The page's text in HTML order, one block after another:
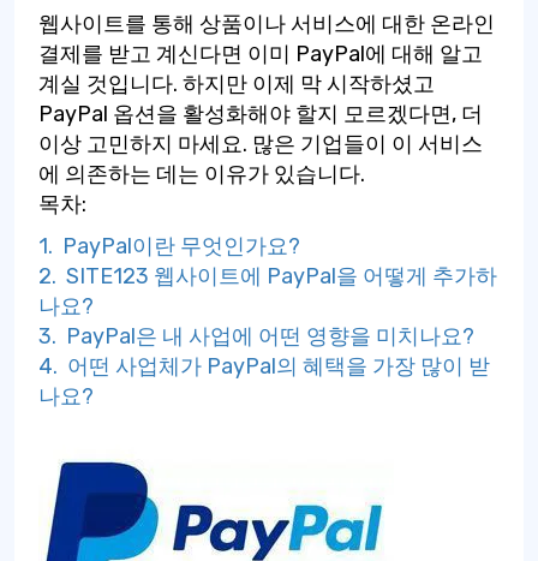
웹사이트를 통해 상품이나 서비스에 대한 온라인
결제를 받고 계신다면 이미 PayPal에 대해 알고
계실 것입니다. 하지만 이제 막 시작하셨고
PayPal 옵션을 활성화해야 할지 모르겠다면, 더
이상 고민하지 마세요. 많은 기업들이 이 서비스
에 의존하는 데는 이유가 있습니다.
목차:
1. PayPal이란 무엇인가요?
2. SITE123 웹사이트에 PayPal을 어떻게 추가하
나요?
3. PayPal은 내 사업에 어떤 영향을 미치나요?
4. 어떤 사업체가 PayPal의 혜택을 가장 많이 받
나요?